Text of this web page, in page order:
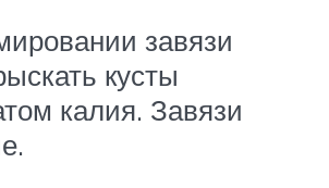
завязи
кусты
калия. Завязи